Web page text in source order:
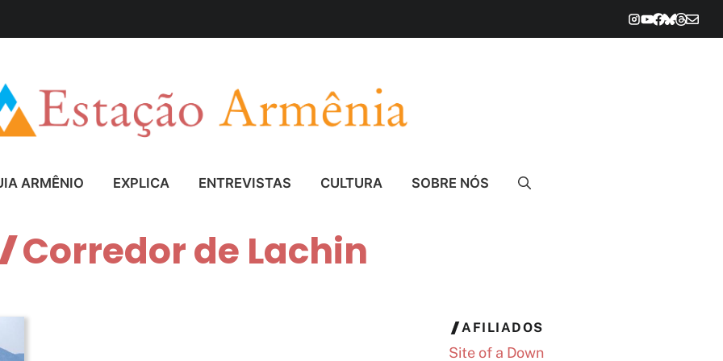
ARMÊNIO EXPLICA ENTREVISTAS CULTURA SOBRE NÓS
Corredor de Lachin
AFILIADOS
Site of a Down